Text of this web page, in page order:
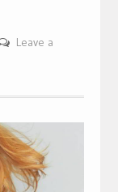
Leave a